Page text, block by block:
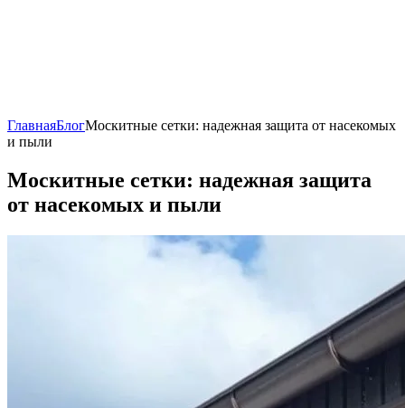
ГлавнаяБлогМоскитные сетки: надежная защита от насекомых
и пыли
Москитные сетки: надежная защита
от насекомых и пыли